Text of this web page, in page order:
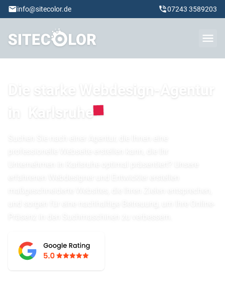
info@sitecolor.de 07243 3589203
Die starke Webdesign-Agentur
in
Karlsruhe